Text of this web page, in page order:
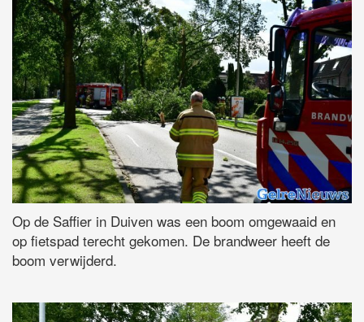
Op de Saffier in Duiven was een boom omgewaaid en
op fietspad terecht gekomen. De brandweer heeft de
boom verwijderd.